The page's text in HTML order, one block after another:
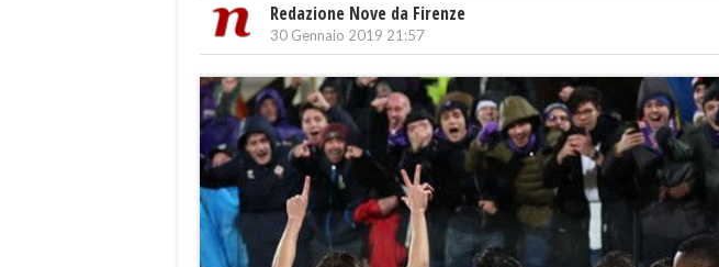
Redazione Nove da Firenze
30 Gennaio 2019 21:57